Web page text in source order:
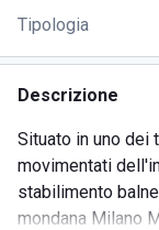
Tipologia
Descrizione
Situato in uno dei
movimentati
stabilimento
mondana Milano